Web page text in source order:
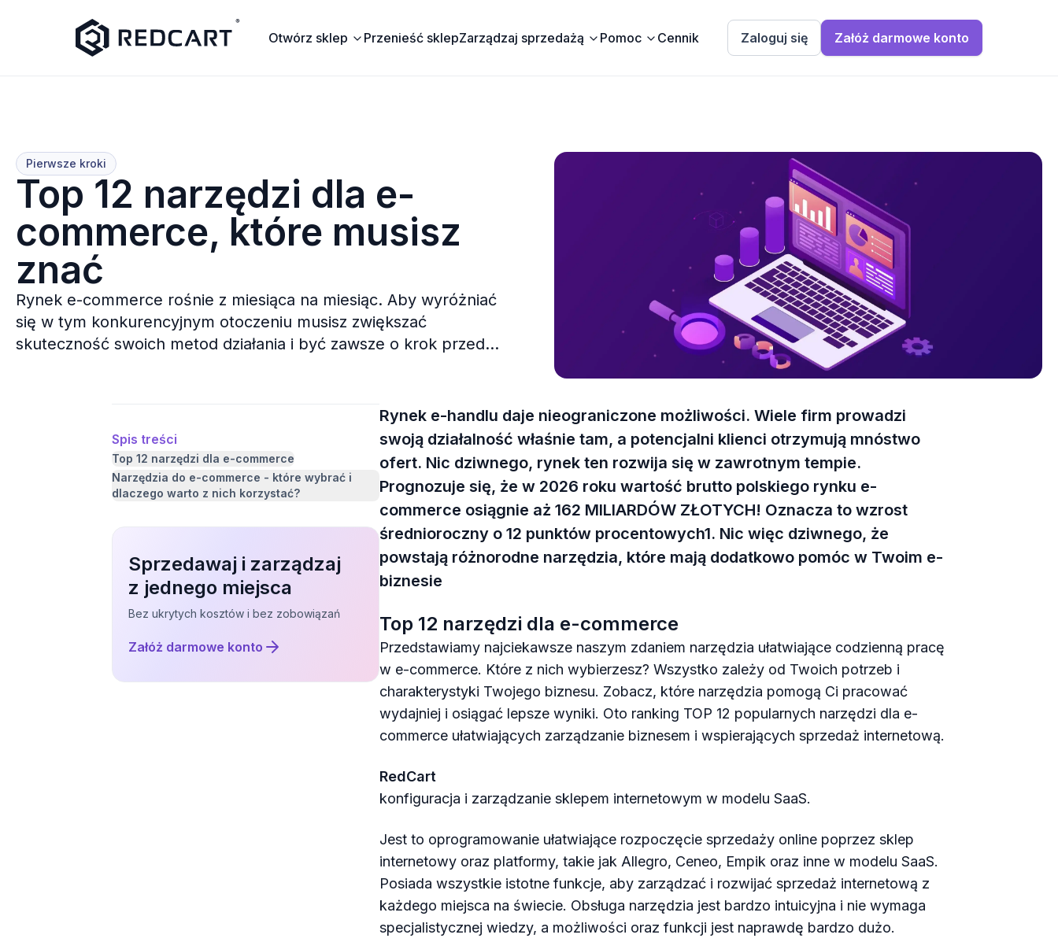
Otwórz sklep Przenieść sklepZarządzaj sprzedażą Pomoc Cennik Zaloguj się Załóż darmowe konto
Pierwsze kroki
Top 12 narzędzi dla e-
commerce, które musisz
znać
Rynek e-commerce rośnie z miesiąca na miesiąc. Aby wyróżniać
się w tym konkurencyjnym otoczeniu musisz zwiększać
skuteczność swoich metod działania i być zawsze o krok przed
Spis treści
Top 12 narzędzi dla e-commerce
Narzędzia do e-commerce - które wybrać i
dlaczego warto z nich korzystać?
Sprzedawaj i zarządzaj
z jednego miejsca
Bez ukrytych kosztów i bez zobowiązań
Załóż darmowe konto
Rynek e-handlu daje nieograniczone możliwości. Wiele firm prowadzi
swoją działalność właśnie tam, a potencjalni klienci otrzymują mnóstwo
ofert. Nic dziwnego, rynek ten rozwija się w zawrotnym tempie.
Prognozuje się, że w 2026 roku wartość brutto polskiego rynku e-
commerce osiągnie aż 162 MILIARDÓW ZŁOTYCH! Oznacza to wzrost
średnioroczny o 12 punktów procentowych1. Nic więc dziwnego, że
powstają różnorodne narzędzia, które mają dodatkowo pomóc w Twoim e-
biznesie
Top 12 narzędzi dla e-commerce
Przedstawiamy najciekawsze naszym zdaniem narzędzia ułatwiające codzienną pracę
w e-commerce. Które z nich wybierzesz? Wszystko zależy od Twoich potrzeb i
charakterystyki Twojego biznesu. Zobacz, które narzędzia pomogą Ci pracować
wydajniej i osiągać lepsze wyniki. Oto ranking TOP 12 popularnych narzędzi dla e-
commerce ułatwiających zarządzanie biznesem i wspierających sprzedaż internetową.
RedCart
konfiguracja i zarządzanie sklepem internetowym w modelu SaaS.
Jest to oprogramowanie ułatwiające rozpoczęcie sprzedaży online poprzez sklep
internetowy oraz platformy, takie jak Allegro, Ceneo, Empik oraz inne w modelu SaaS.
Posiada wszystkie istotne funkcje, aby zarządzać i rozwijać sprzedaż internetową z
każdego miejsca na świecie. Obsługa narzędzia jest bardzo intuicyjna i nie wymaga
specjalistycznej wiedzy, a możliwości oraz funkcji jest naprawdę bardzo dużo.